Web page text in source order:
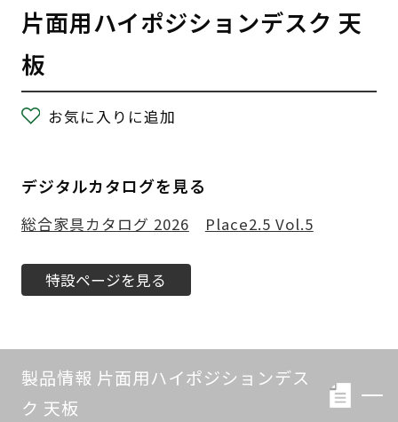
片面用ハイポジションデスク 天
板
お気に入りに追加
デジタルカタログを見る
総合家具カタログ 2026 Place2.5 Vol.5
特設ページを見る
製品情報 片面用ハイポジションデス
ク 天板